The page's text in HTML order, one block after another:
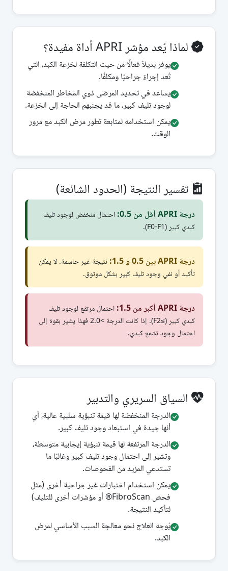
لماذا يُعد مؤشر APRI أداة مفيدة؟
يوفر بديلاً فعالًا من حيث التكلفة لخزعة الكبد، التي
تُعد إجراءً جراحيًا ومكلفًا.
يساعد في تحديد المرضى ذوي المخاطر المنخفضة
لوجود تليف كبير، ما قد يجنبهم الحاجة إلى الخزعة.
يمكن استخدامه لمتابعة تطور مرض الكبد مع مرور
الوقت.
تفسير النتيجة (الحدود الشائعة)
درجة APRI أقل من 0.5:
احتمال منخفض لوجود تليف
كبدي كبير (F0-F1).
درجة APRI بين 0.5 و 1.5:
نتيجة غير حاسمة. لا يمكن
تأكيد أو نفي وجود تليف كبير بشكل موثوق.
درجة APRI أكبر من 1.5:
احتمال مرتفع لوجود تليف
كبدي كبير (≥F2). إذا كانت الدرجة >2.0 فهذا يشير بقوة إلى
احتمال وجود تشمع كبدي.
السياق السريري والتدبير
الدرجة المنخفضة لها قيمة تنبؤية سلبية عالية، أي
أنها جيدة في استبعاد وجود تليف كبير.
الدرجة المرتفعة لها قيمة تنبؤية إيجابية متوسطة،
وتشير إلى احتمال وجود تليف كبير وغالبًا ما
تستدعي المزيد من الفحوصات.
يمكن استخدام اختبارات غير جراحية أخرى (مثل
فحص FibroScan® أو مؤشرات أخرى للتليف)
لتأكيد النتيجة.
يُوجه العلاج نحو معالجة السبب الأساسي لمرض
الكبد.